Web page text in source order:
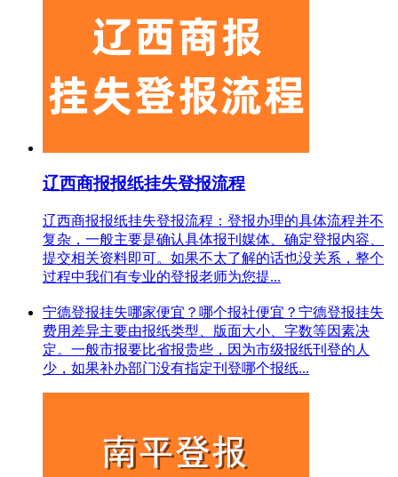
辽西商报报纸挂失登报流程
辽西商报报纸挂失登报流程：登报办理的具体流程并不
复杂，一般主要是确认具体报刊媒体、确定登报内容、
提交相关资料即可。如果不太了解的话也没关系，整个
过程中我们有专业的登报老师为您提...
宁德登报挂失哪家便宜？哪个报社便宜？宁德登报挂失
费用差异主要由报纸类型、版面大小、字数等因素决
定。一般市报要比省报贵些，因为市级报纸刊登的人
少，如果补办部门没有指定刊登哪个报纸...